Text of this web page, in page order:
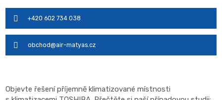
+420 602 734 038
obchod@air-matyas.cz
Objevte řešení příjemně klimatizované místnosti